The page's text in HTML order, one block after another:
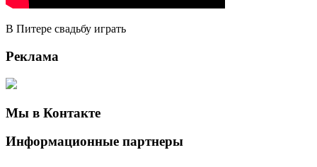
В Питере свадьбу играть
Реклама
Мы в Контакте
Информационные партнеры